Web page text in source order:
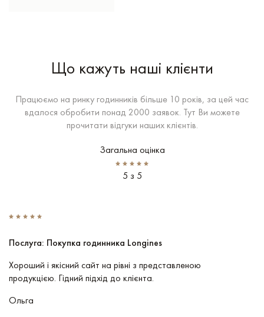
Що кажуть наші клієнти
Працюємо на ринку годинників більше 10 років, за цей час
вдалося обробити понад 2000 заявок. Тут Ви можете
прочитати відгуки наших клієнтів.
Загальна оцінка
5 з 5
Послуга: Покупка годинника Longines
Хороший і якісний сайт на рівні з представленою
продукцією. Гідний підхід до клієнта.
Ольга